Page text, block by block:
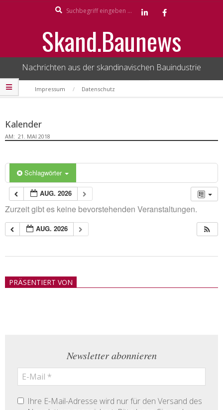
Skand.Baunews
Nachrichten aus der skandinavischen Bauindustrie
Secondary
Navigation
Impressum Datenschutz
Kalender
AM: 21. MAI 2018
Schlagwörter
AUG. 2026
Zurzeit gibt es keine bevorstehenden Veranstaltungen.
AUG. 2026
21PRÄSENTIERT VON
Newsletter abonnieren
Ihre E-Mail-Adresse wird nur für den Versand des